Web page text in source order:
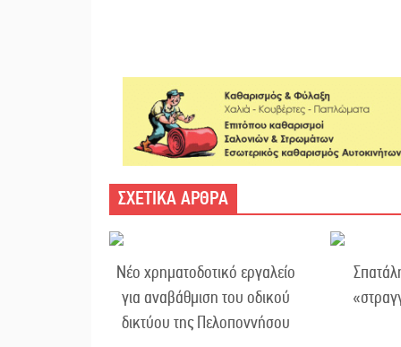
ΣΧΕΤΙΚΑ ΑΡΘΡΑ
Νέο χρηματοδοτικό εργαλείο
για αναβάθμιση του οδικού
δικτύου της Πελοποννήσου